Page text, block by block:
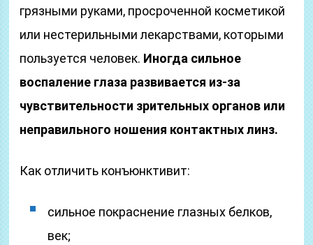
грязными руками, просроченной косметикой
или нестерильными лекарствами, которыми
пользуется человек. Иногда сильное
воспаление глаза развивается из-за
чувствительности зрительных органов или
неправильного ношения контактных линз.
Как отличить конъюнктивит:
сильное покраснение глазных белков,
век;